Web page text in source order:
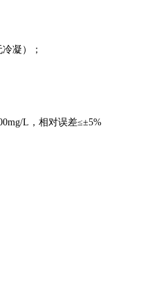
凝）；
L，相对误差≤±5%